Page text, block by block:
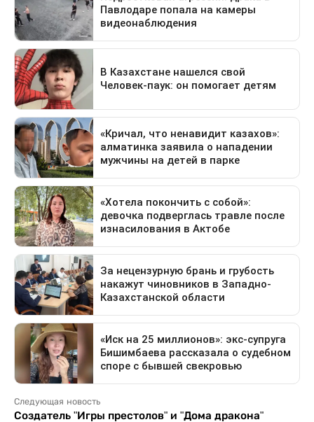
Следующая новость
Создатель "Игры престолов" и "Дома дракона"